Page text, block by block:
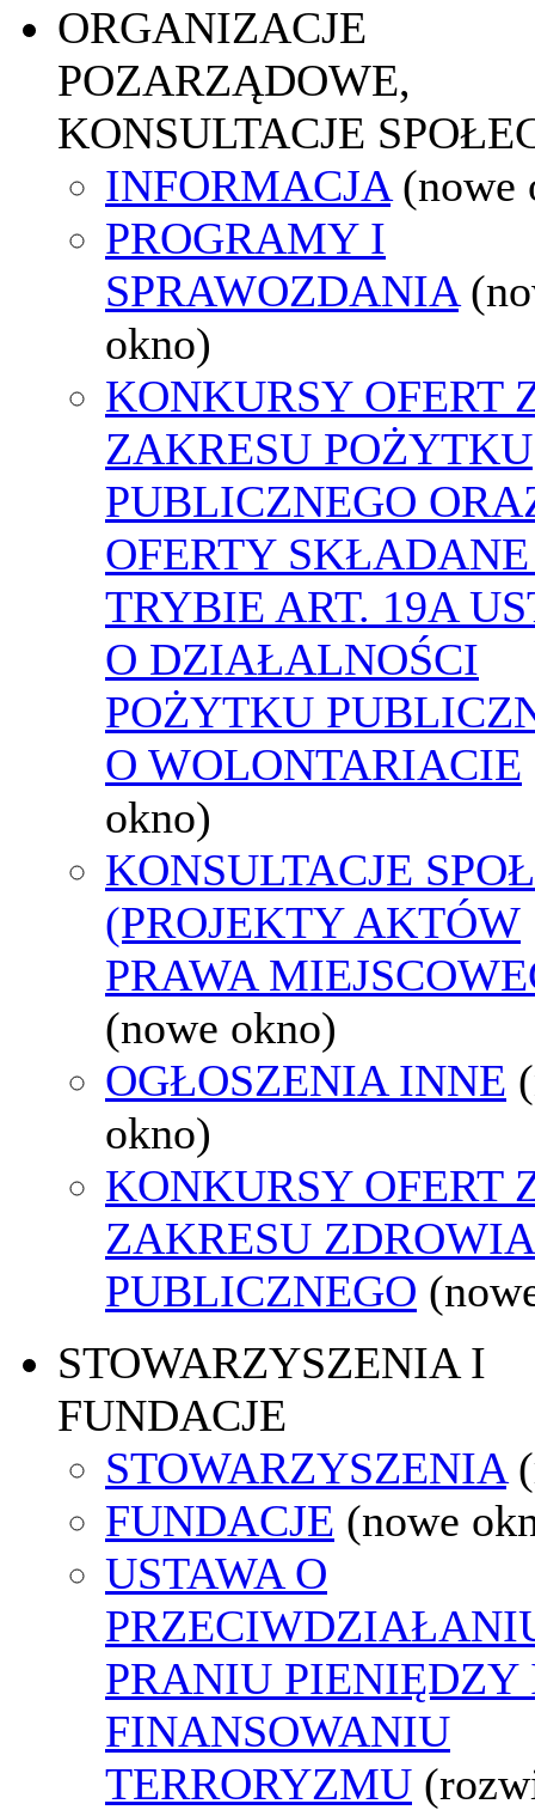
ORGANIZACJE
POZARZĄDOWE,
KONSULTACJE
INFORMACJA (nowe
PROGRAMY I
SPRAWOZDANIA
okno)
KONKURSY OFERT
ZAKRESU POŻYTKU
PUBLICZNEGO
OFERTY
TRYBIE ART. 19A
O DZIAŁALNOŚCI
POŻYTKU
O WOLONTARIACIE
okno)
KONSULTACJE
(PROJEKTY AKTÓW
PRAWA
(nowe okno)
OGŁOSZENIA INNE
okno)
KONKURSY OFERT
ZAKRESU ZDROWIA
PUBLICZNEGO
STOWARZYSZENIA I
FUNDACJE
STOWARZYSZENIA
FUNDACJE (nowe
USTAWA O
PRANIU PIENIĘDZY
FINANSOWANIU
TERRORYZMU